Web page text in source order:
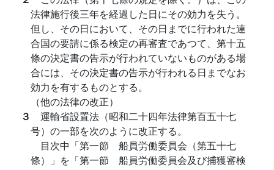
法律施行後三年を経過した日にその効力を失う。
但し、その日において、その日までに行われた連
合国の要請に係る検定の再審査であつて、第十五
條の決定書の告示が行われていないものがある場
合には、その決定書の告示が行われる日までなお
効力を有するものとする。
（他の法律の改正）
３ 運輸省設置法（昭和二十四年法律第百五十七
号）の一部を次のように改正する。
目次中「第一節 船員労働委員会（第五十七
條）」を「第一節 船員労働委員会及び捕獲審検